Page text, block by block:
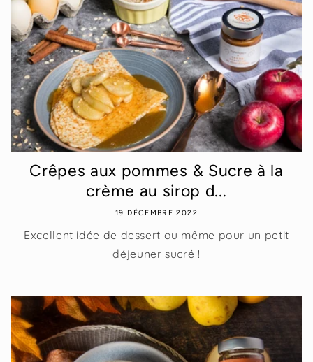
Crêpes aux pommes & Sucre à la
crème au sirop d...
19 DÉCEMBRE 2022
Excellent idée de dessert ou même pour un petit
déjeuner sucré !